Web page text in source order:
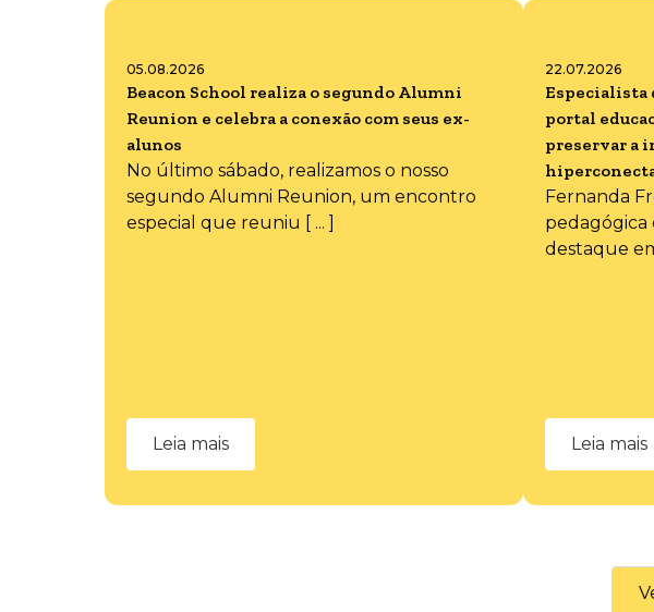
05.08.2026
Beacon School realiza o segundo Alumni
Reunion e celebra a conexão com seus ex-
alunos
No último sábado, realizamos o nosso
segundo Alumni Reunion, um encontro
especial que reuniu [ ... ]
Leia mais
22.07.2026
Especialista
portal
preservar a
Fernanda
pedagógica
destaque
Leia mais